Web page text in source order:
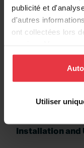
publicité et
d'autres
ont collectées lors
continuez à utiliser
Utiliser
Dessin
Etiquette
Installation and